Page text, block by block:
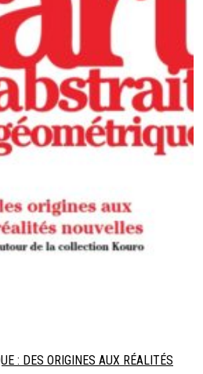
: DES ORIGINES AUX RÉALITÉS